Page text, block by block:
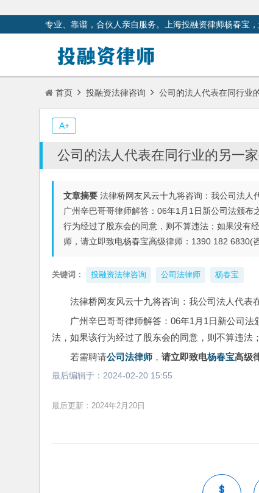
专业、靠谱，合伙人亲自服务。上海投融资律师杨春宝
首页 投融资法律咨询 公司的法人代表在同行业
公司的法人代表在同行业的另一
文章摘要 法律桥网友风云十九将咨询：我公司法人
广州辛巴哥哥律师解答：06年1月1日新公司法颁
行为经过了股东会的同意，则不算违法；如果没有
师，请立即致电杨春宝高级律师：1390 182 6830(
关键词： 投融资法律咨询 公司法律师 杨春宝
法律桥网友风云十九将咨询：我公司法人代表
广州辛巴哥哥律师解答：06年1月1日新公司
法，如果该行为经过了股东会的同意，则不算违法
若需聘请公司法律师 ， 请立即致电杨春宝高级
最后编辑于： 2024-02-20 15:55
最后更新：2024年2月20日
A+